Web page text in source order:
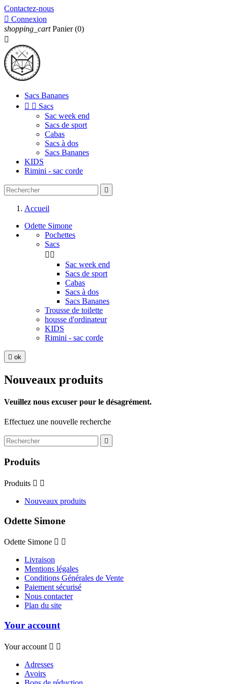
Contactez-nous
 Connexion
shopping_cart Panier (0)

Sacs Bananes
  Sacs
Sac week end
Sacs de sport
Cabas
Sacs à dos
Sacs Bananes
KIDS
Rimini - sac corde

Accueil
Odette Simone
Pochettes
Sacs
 
Sac week end
Sacs de sport
Cabas
Sacs à dos
Sacs Bananes
Trousse de toilette
housse d'ordinateur
KIDS
Rimini - sac corde
 ok
Nouveaux produits
Veuillez nous excuser pour le désagrément.
Effectuez une nouvelle recherche

Produits
Produits  
Nouveaux produits
Odette Simone
Odette Simone  
Livraison
Mentions légales
Conditions Générales de Vente
Paiement sécurisé
Nous contacter
Plan du site
Your account
Your account  
Adresses
Avoirs